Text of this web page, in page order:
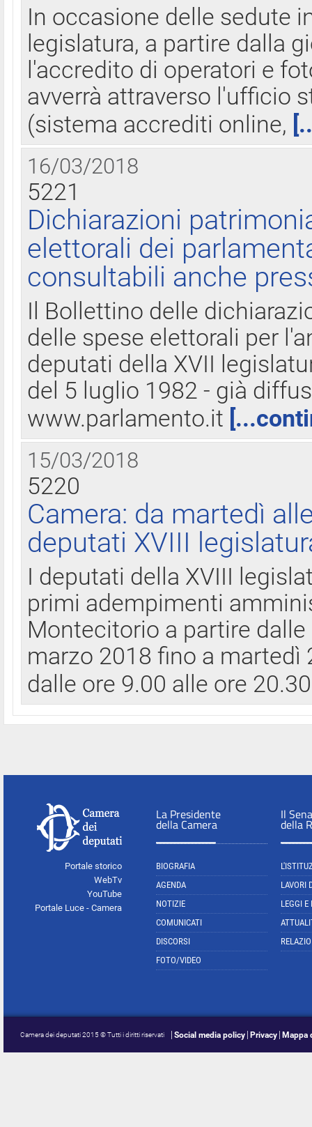
In occasione delle sedute
legislatura, a partire dalla
l'accredito di operatori e
avverrà attraverso l'ufficio
(sistema accrediti online,
16/03/2018
5221
Dichiarazioni
elettorali dei
consultabili anche
Il Bollettino delle
delle spese elettorali per
deputati della XVII
del 5 luglio 1982 - già
www.parlamento.it
15/03/2018
5220
Camera: da martedì
deputati XVIII
I deputati della XVIII
primi adempimenti
Montecitorio a partire
marzo 2018 fino a
dalle ore 9.00 alle ore
Portale storico
WebTv
YouTube
Portale Luce - Camera
La Presidente
della Camera
BIOGRAFIA
AGENDA
NOTIZIE
COMUNICATI
DISCORSI
FOTO/VIDEO
Il
della
LAVORI
LEGGI E
Camera dei deputati 2015 © Tutti i diritti riservati Social media policy Privacy Mappa